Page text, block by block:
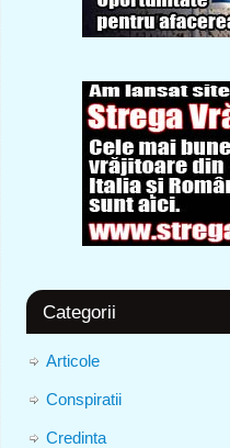
Categorii
Articole
Conspiratii
Credinta